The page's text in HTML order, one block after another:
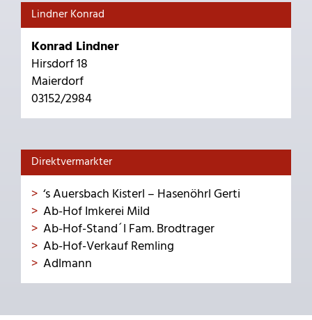
Lindner Konrad
Konrad Lindner
Hirsdorf 18
Maierdorf
03152/2984
Direktvermarkter
‘s Auersbach Kisterl – Hasenöhrl Gerti
Ab-Hof Imkerei Mild
Ab-Hof-Stand´l Fam. Brodtrager
Ab-Hof-Verkauf Remling
Adlmann